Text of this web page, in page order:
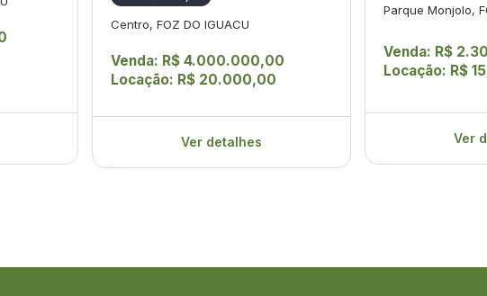
Centro, FOZ DO IGUACU
Venda: R$ 4.000.000,00
Locação: R$ 20.000,00
Ver detalhes
Parque Monjolo,
Venda: R$
Locação: R$
Ver